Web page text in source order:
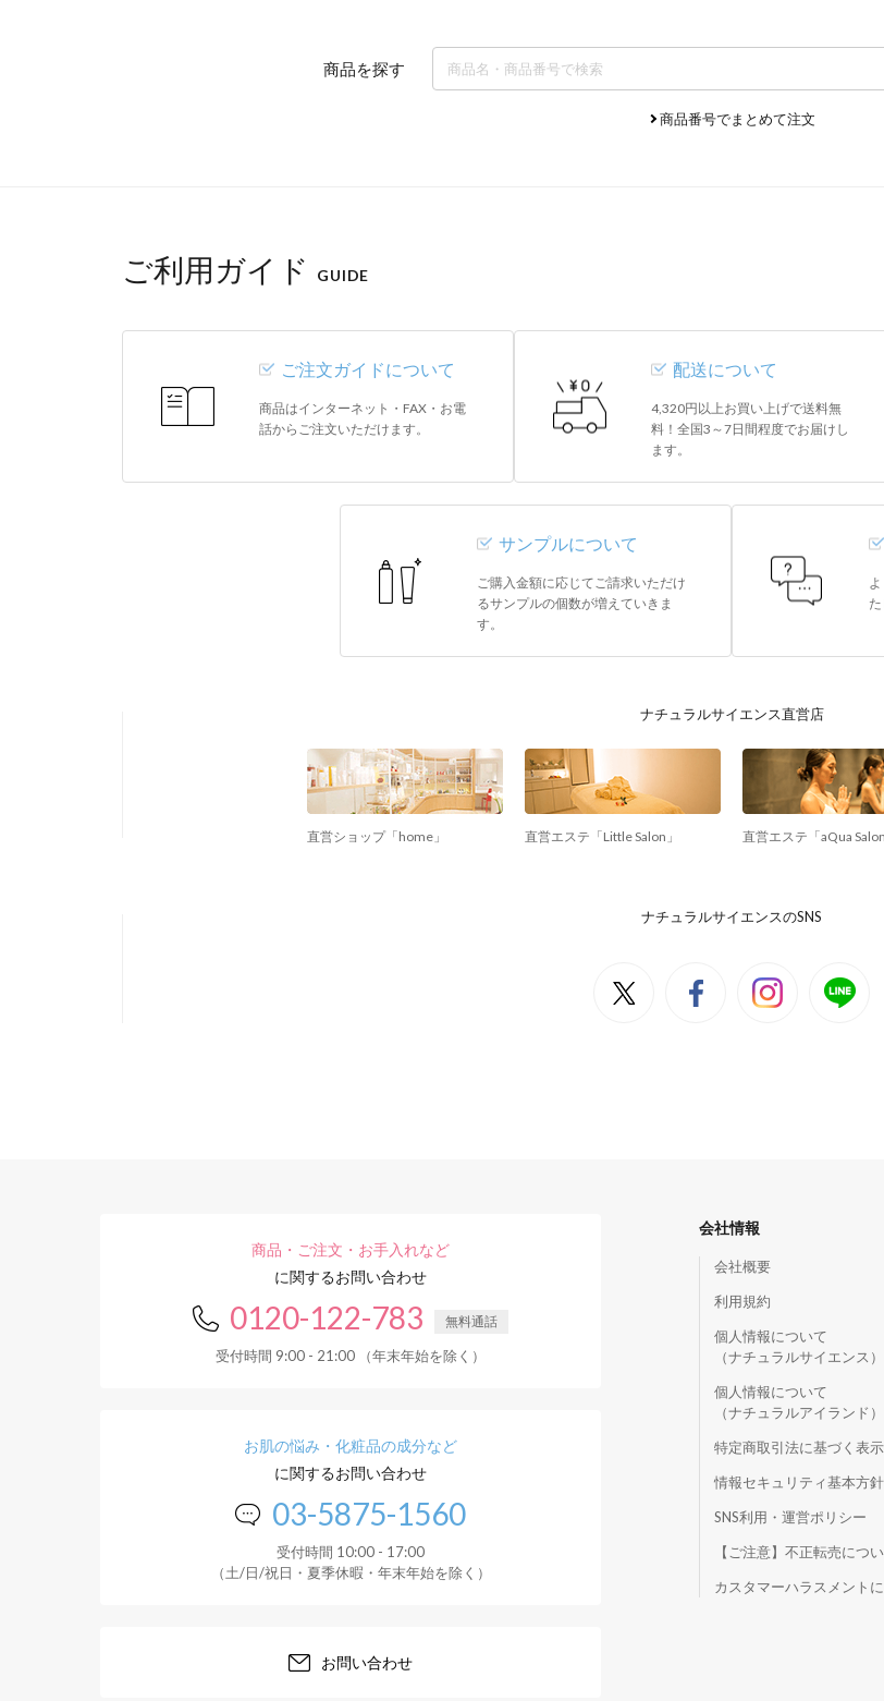
商品を探す
商品番号でまとめて注文
ご利用ガイド GUIDE
ご注文ガイドについて
商品はインターネット・FAX・お電
話からご注文いただけます。
配送について
4,320円以上お買い上げで送料無
料！全国3～7日間程度でお届けし
ます。
サンプルについて
ご購入金額に応じてご請求いただけ
るサンプルの個数が増えていきま
す。
た
ナチュラルサイエンス直営店
直営ショップ「home」 直営エステ「Little Salon」 直営エステ「aQua Salon
ナチュラルサイエンスのSNS
商品・ご注文・お手入れなど
に関するお問い合わせ
0120-122-783 無料通話
受付時間 9:00 - 21:00 （年末年始を除く）
お肌の悩み・化粧品の成分など
に関するお問い合わせ
03-5875-1560
受付時間 10:00 - 17:00
（土/日/祝日・夏季休暇・年末年始を除く）
お問い合わせ
会社情報
会社概要
利用規約
個人情報について
（ナチュラルサイエンス）
個人情報について
（ナチュラルアイランド）
特定商取引法に基づく表示
情報セキュリティ基本方針
SNS利用・運営ポリシー
【ご注意】不正転売につ
カスタマーハラスメント